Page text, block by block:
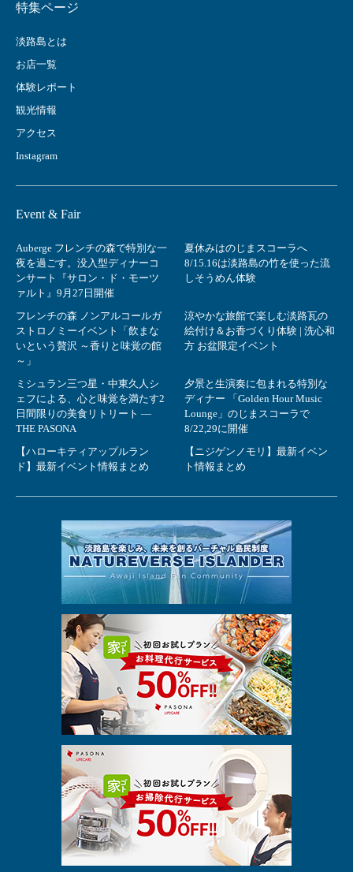
特集ページ
淡路島とは
お店一覧
体験レポート
観光情報
アクセス
Instagram
Event & Fair
Auberge フレンチの森で特別な一
夜を過ごす。没入型ディナーコ
ンサート『サロン・ド・モーツ
ァルト』9月27日開催
夏休みはのじまスコーラへ
8/15.16は淡路島の竹を使った流
しそうめん体験
フレンチの森 ノンアルコールガ
ストロノミーイベント「飲まな
いという贅沢 ～香りと味覚の館
～」
涼やかな旅館で楽しむ淡路瓦の
絵付け＆お香づくり体験 | 洗心和
方 お盆限定イベント
ミシュラン三つ星・中東久人シ
ェフによる、心と味覚を満たす2
日間限りの美食リトリート ―
THE PASONA
夕景と生演奏に包まれる特別な
ディナー 「Golden Hour Music
Lounge」のじまスコーラで
8/22,29に開催
【ハローキティアップルラン
ド】最新イベント情報まとめ
【ニジゲンノモリ】最新イベン
ト情報まとめ